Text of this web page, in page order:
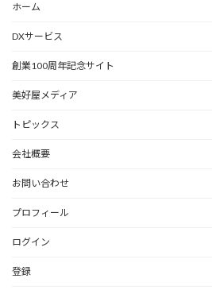
ホーム
DXサービス
創業100周年記念サイト
美好屋メディア
トピックス
会社概要
お問い合わせ
プロフィール
ログイン
登録